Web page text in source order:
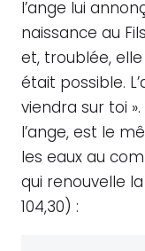
l’ange lui
naissance au
et, troublée,
était possible.
viendra sur toi
l’ange, est le
les eaux au
qui renouvelle
104,30) :